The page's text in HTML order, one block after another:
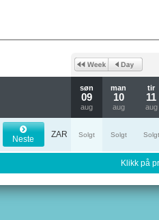
søn
09
aug
man
10
aug
tir
11
aug
Neste
ZAR Solgt Solgt Solgt
Klikk på